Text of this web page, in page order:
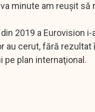
minute am reuşit să
2019 a Eurovision
cerut, fără
pe plan internaţional.